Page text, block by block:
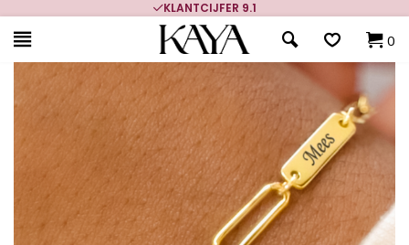
KLANTCIJFER 9.1
0